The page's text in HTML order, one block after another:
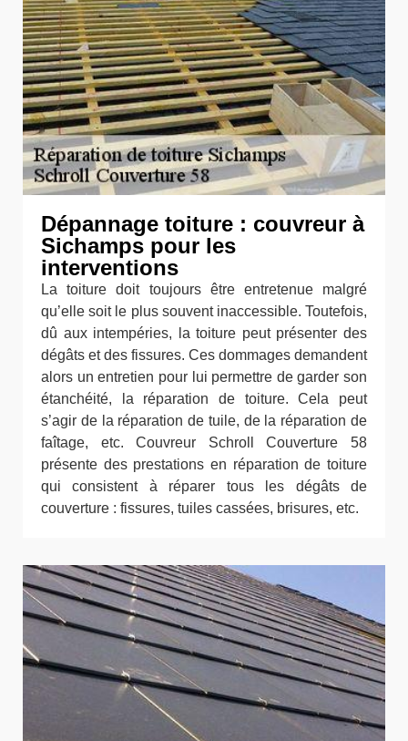
Dépannage toiture : couvreur à
Sichamps pour les
interventions
La toiture doit toujours être entretenue malgré
qu’elle soit le plus souvent inaccessible. Toutefois,
dû aux intempéries, la toiture peut présenter des
dégâts et des fissures. Ces dommages demandent
alors un entretien pour lui permettre de garder son
étanchéité, la réparation de toiture. Cela peut
s’agir de la réparation de tuile, de la réparation de
faîtage, etc. Couvreur Schroll Couverture 58
présente des prestations en réparation de toiture
qui consistent à réparer tous les dégâts de
couverture : fissures, tuiles cassées, brisures, etc.